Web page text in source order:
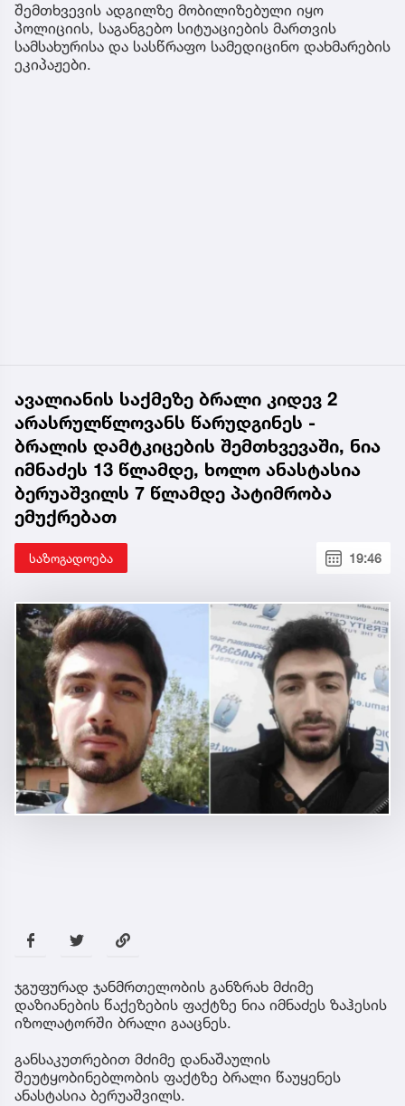
შემთხვევის ადგილზე მობილიზებული იყო
პოლიციის, საგანგებო სიტუაციების მართვის
სამსახურისა და სასწრაფო სამედიცინო დახმარების
ეკიპაჟები.
ავალიანის საქმეზე ბრალი კიდევ 2
არასრულწლოვანს წარუდგინეს -
ბრალის დამტკიცების შემთხვევაში, ნია
იმნაძეს 13 წლამდე, ხოლო ანასტასია
ბერუაშვილს 7 წლამდე პატიმრობა
ემუქრებათ
საზოგადოება 19:46
ჯგუფურად ჯანმრთელობის განზრახ მძიმე
დაზიანების წაქეზების ფაქტზე ნია იმნაძეს ზაჰესის
იზოლატორში ბრალი გააცნეს.
განსაკუთრებით მძიმე დანაშაულის
შეუტყობინებლობის ფაქტზე ბრალი წაუყენეს
ანასტასია ბერუაშვილს.